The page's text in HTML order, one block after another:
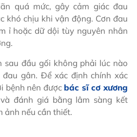
quá mức, gây cảm giác đau
khó chịu khi vận động. Cơn đau
ỉ hoặc dữ dội tùy nguyên nhân
sau đầu gối không phải lúc nào
gân. Để xác định chính xác
bệnh nên được bác sĩ cơ xương
đánh giá bằng lâm sàng kết
ảnh nếu cần thiết.